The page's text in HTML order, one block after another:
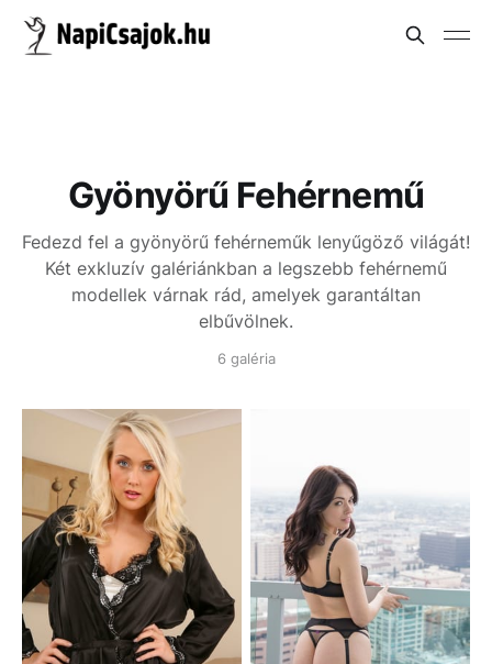
Gyönyörű Fehérnemű
Fedezd fel a gyönyörű fehérneműk lenyűgöző világát!
Két exkluzív galériánkban a legszebb fehérnemű
modellek várnak rád, amelyek garantáltan
elbűvölnek.
6 galéria